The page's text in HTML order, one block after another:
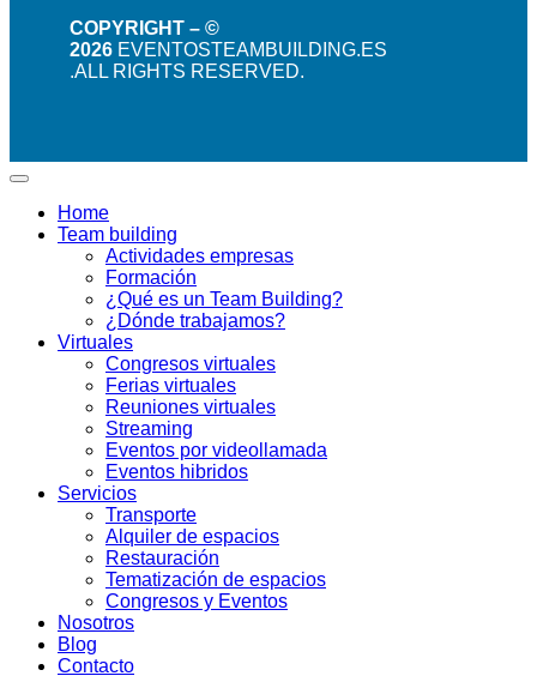
COPYRIGHT – ©
2026 EVENTOSTEAMBUILDING.ES
.ALL RIGHTS RESERVED.
Home
Team building
Actividades empresas
Formación
¿Qué es un Team Building?
¿Dónde trabajamos?
Virtuales
Congresos virtuales
Ferias virtuales
Reuniones virtuales
Streaming
Eventos por videollamada
Eventos hibridos
Servicios
Transporte
Alquiler de espacios
Restauración
Tematización de espacios
Congresos y Eventos
Nosotros
Blog
Contacto